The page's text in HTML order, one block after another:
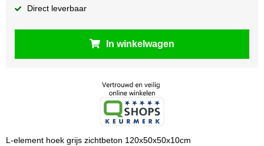
Direct leverbaar
In winkelwagen
L-element hoek grijs zichtbeton 120x50x50x10cm